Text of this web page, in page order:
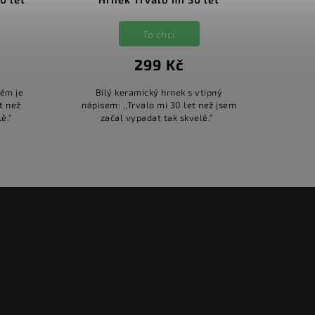
je
než
299 Kč
To chci
Bílý keramický hrnek s vtipný
nápisem: ,,Trvalo mi 30 let než jsem
začal vypadat tak skvelě."